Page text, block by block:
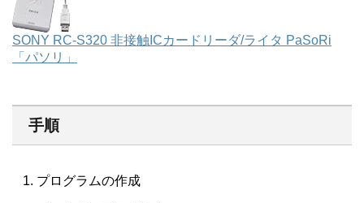
SONY RC-S320 非接触ICカードリーダ/ライタ PaSoRi
「パソリ」
手順
プログラムの作成